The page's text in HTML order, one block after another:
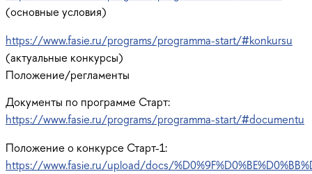
(основные условия)
https://www.fasie.ru/programs/programma-start/#konkursu
(актуальные конкурсы)
Положение/регламенты
Документы по программе Старт:
https://www.fasie.ru/programs/programma-start/#documentu
Положение о конкурсе Старт-1:
https://www.fasie.ru/upload/docs/